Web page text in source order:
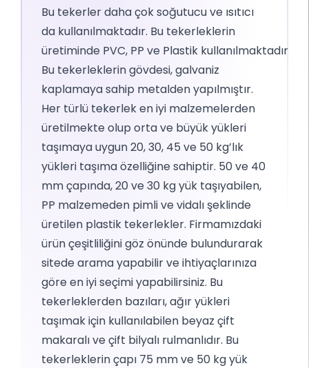
Bu tekerler daha çok soğutucu ve ısıtıcı
da kullanılmaktadır. Bu tekerleklerin
üretiminde PVC, PP ve Plastik kullanılmaktadır.
Bu tekerleklerin gövdesi, galvaniz
kaplamaya sahip metalden yapılmıştır.
Her türlü tekerlek en iyi malzemelerden
üretilmekte olup orta ve büyük yükleri
taşımaya uygun 20, 30, 45 ve 50 kg’lık
yükleri taşıma özelliğine sahiptir. 50 ve 40
mm çapında, 20 ve 30 kg yük taşıyabilen,
PP malzemeden pimli ve vidalı şeklinde
üretilen plastik tekerlekler. Firmamızdaki
ürün çeşitliliğini göz önünde bulundurarak
sitede arama yapabilir ve ihtiyaçlarınıza
göre en iyi seçimi yapabilirsiniz. Bu
tekerleklerden bazıları, ağır yükleri
taşımak için kullanılabilen beyaz çift
makaralı ve çift bilyalı rulmanlıdır. Bu
tekerleklerin çapı 75 mm ve 50 kg yük